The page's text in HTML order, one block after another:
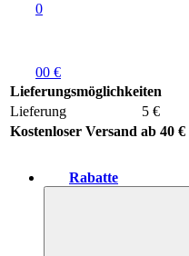
0
00 €
Lieferungsmöglichkeiten
Lieferung
5 €
Kostenloser Versand ab 40 €
Rabatte